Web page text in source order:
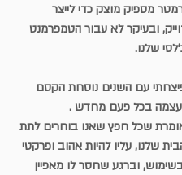
מספיק מוצק כדי לייצר
ובעיקר לא עבור הטמפרמנט
שלנו.
עם השנים נוסחת הקסם
בכל פעם מחדש .
שכל חפץ שאנו בוחרים לתת
שלנו, עליו להיות אהוב ופרקטי
וברגע שחסר לו מאפיין